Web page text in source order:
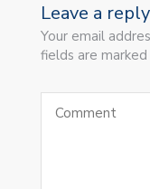
Leave a reply
Your email
fields are